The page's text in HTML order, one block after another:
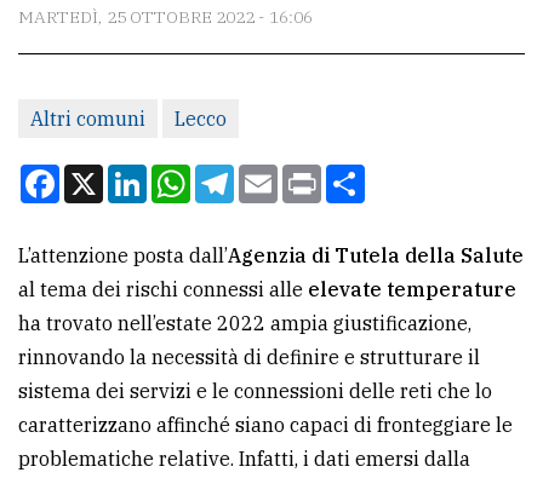
Scrivici
tua
pubblicità
CERCA
Cerca
per
comune
Ricerca
avanzata
MARTEDÌ, 25 OTTOBRE 2022 - 16:06
Altri comuni Lecco
Facebook
X LinkedInWhatsApp
Telegram
EmailPrint
L’attenzione posta dall’Agenzia di Tutela della Salute
al tema dei rischi connessi alle elevate temperature
ha trovato nell’estate 2022 ampia giustificazione,
rinnovando la necessità di definire e strutturare il
sistema dei servizi e le connessioni delle reti che lo
caratterizzano affinché siano capaci di fronteggiare le
problematiche relative. Infatti, i dati emersi dalla